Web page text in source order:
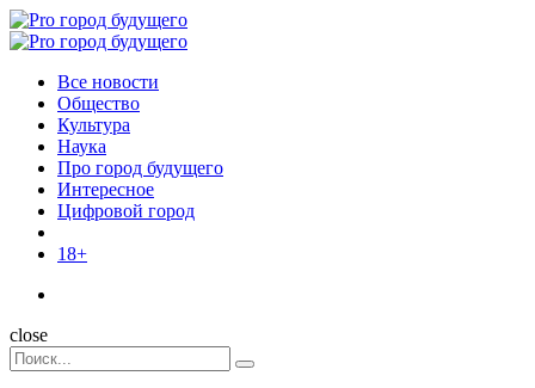
Menu
Поиск
Menu
Pro
Все новости
Общество
Культура
Наука
Про город будущего
Интересное
Цифровой город
18+
Поиск
close
Search
for:
Поиск